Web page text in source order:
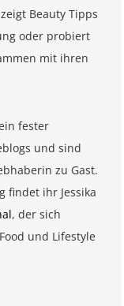
Beauty Tipps
oder probiert
mit ihren
fester
und sind
zu Gast.
findet ihr Jessika
, der sich
und Lifestyle